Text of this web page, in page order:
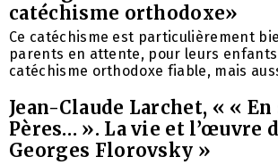
catéchisme orthodoxe»
Ce catéchisme est particulièrement
parents en attente, pour leurs enfants
catéchisme orthodoxe fiable, mais
Jean-Claude Larchet, « «
Pères… ». La vie et l’œuvre
Georges Florovsky »